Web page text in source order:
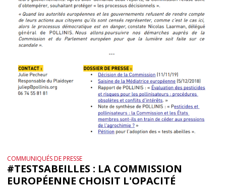
COMMUNIQUÉS DE PRESSE
#TESTSABEILLES : LA COMMISSION
EUROPÉENNE CHOISIT L'OPACITÉ